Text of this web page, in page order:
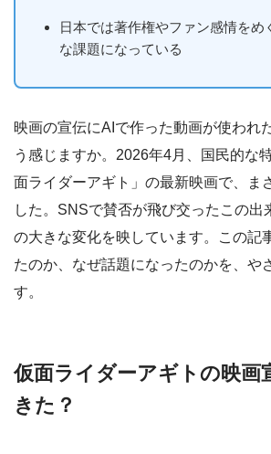
日本では著作権やファン感情をめ
な課題になっている
映画の宣伝にAIで作った動画が使われ
う感じますか。2026年4月、国民的な
面ライダーアギト」の最新映画で、ま
した。SNSで賛否が飛び交ったこの出
の大きな変化を映しています。この記
たのか、なぜ話題になったのかを、や
す。
仮面ライダーアギトの映画
きた？